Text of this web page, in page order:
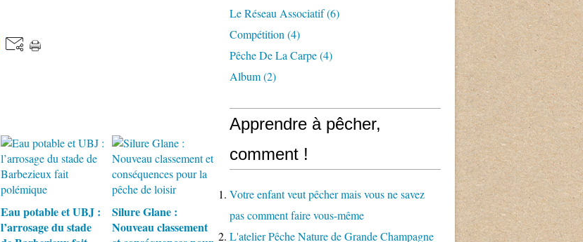
Eau potable et UBJ :
l’arrosage du stade
Silure Glane :
Nouveau classement
Le Réseau Associatif(6)
Compétition (4)
Pêche De La Carpe(4)
Album(2)
Apprendre à pêcher,
comment !
Votre enfant veut pêcher mais vous ne savez
pas comment faire vous-même
L'atelier Pêche Nature de Grande Champagne